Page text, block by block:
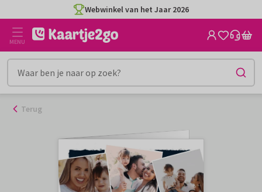
naar
inhoud
Webwinkel van het Jaar 2026
MENU
Terug